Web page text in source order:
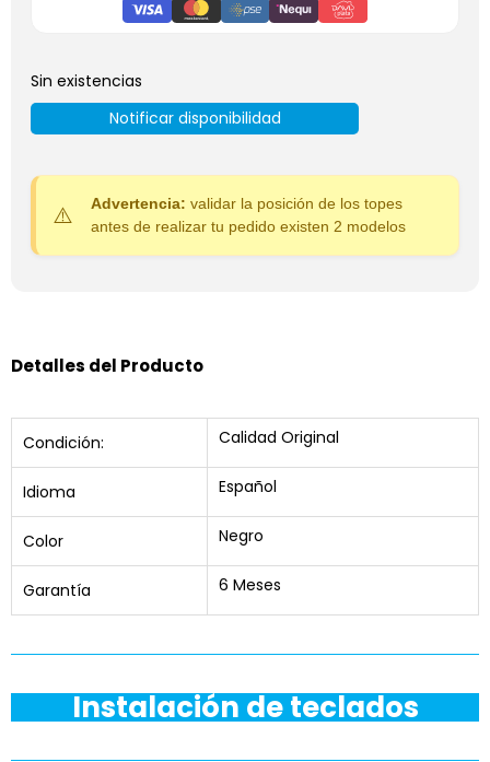
Sin existencias
Notificar disponibilidad
Advertencia: validar la posición de los topes
antes de realizar tu pedido existen 2 modelos
Detalles del Producto
Condición: Calidad Original
Idioma Español
Color Negro
Garantía 6 Meses
Instalación de teclados